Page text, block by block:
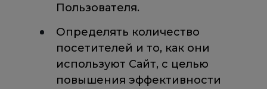
Пользователя.
Определять количество
посетителей и то, как они
используют Сайт, с целью
повышения эффективности